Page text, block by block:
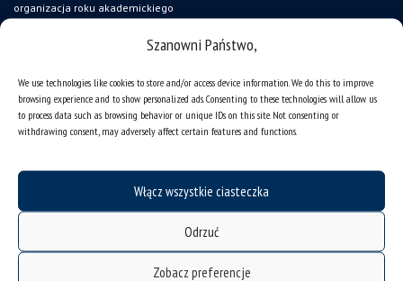
Szanowni Państwo,
We use technologies like cookies to store and/or access device information. We do this to improve
browsing experience and to show personalized ads. Consenting to these technologies will allow us
to process data such as browsing behavior or unique IDs on this site. Not consenting or
withdrawing consent, may adversely affect certain features and functions.
Włącz wszystkie ciasteczka
Odrzuć
Zobacz preferencje
organizacja roku akademickiego
oferty pracy
baza noclegowa
akademiki
akty prawne UŚ